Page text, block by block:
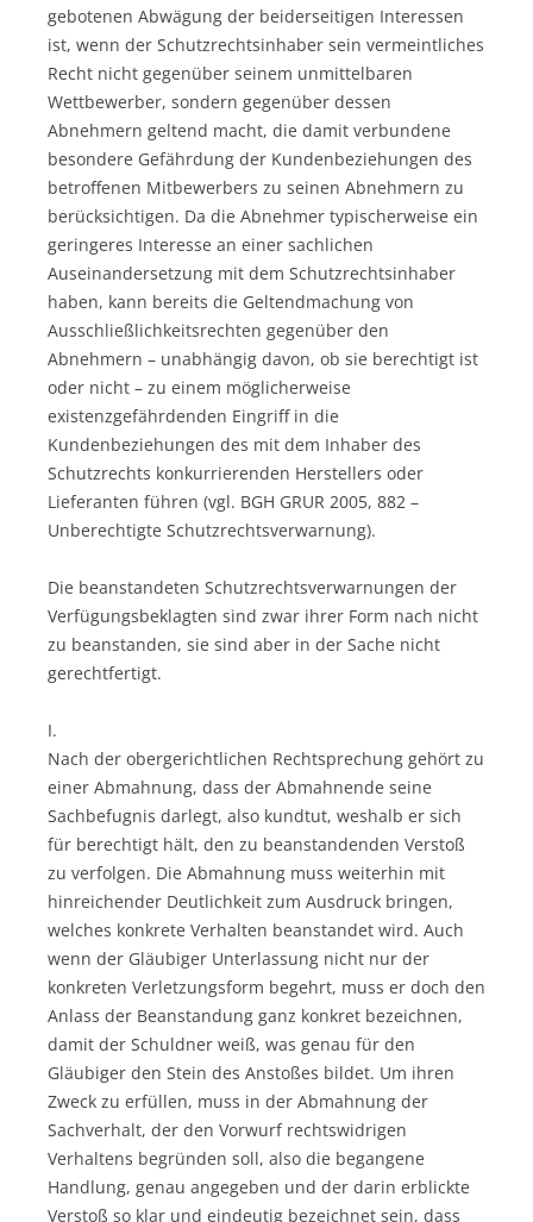
gebotenen Abwägung der beiderseitigen Interessen
ist, wenn der Schutzrechtsinhaber sein vermeintliches
Recht nicht gegenüber seinem unmittelbaren
Wettbewerber, sondern gegenüber dessen
Abnehmern geltend macht, die damit verbundene
besondere Gefährdung der Kundenbeziehungen des
betroffenen Mitbewerbers zu seinen Abnehmern zu
berücksichtigen. Da die Abnehmer typischerweise ein
geringeres Interesse an einer sachlichen
Auseinandersetzung mit dem Schutzrechtsinhaber
haben, kann bereits die Geltendmachung von
Ausschließlichkeitsrechten gegenüber den
Abnehmern – unabhängig davon, ob sie berechtigt ist
oder nicht – zu einem möglicherweise
existenzgefährdenden Eingriff in die
Kundenbeziehungen des mit dem Inhaber des
Schutzrechts konkurrierenden Herstellers oder
Lieferanten führen (vgl. BGH GRUR 2005, 882 –
Unberechtigte Schutzrechtsverwarnung).
Die beanstandeten Schutzrechtsverwarnungen der
Verfügungsbeklagten sind zwar ihrer Form nach nicht
zu beanstanden, sie sind aber in der Sache nicht
gerechtfertigt.
I.
Nach der obergerichtlichen Rechtsprechung gehört zu
einer Abmahnung, dass der Abmahnende seine
Sachbefugnis darlegt, also kundtut, weshalb er sich
für berechtigt hält, den zu beanstandenden Verstoß
zu verfolgen. Die Abmahnung muss weiterhin mit
hinreichender Deutlichkeit zum Ausdruck bringen,
welches konkrete Verhalten beanstandet wird. Auch
wenn der Gläubiger Unterlassung nicht nur der
konkreten Verletzungsform begehrt, muss er doch den
Anlass der Beanstandung ganz konkret bezeichnen,
damit der Schuldner weiß, was genau für den
Gläubiger den Stein des Anstoßes bildet. Um ihren
Zweck zu erfüllen, muss in der Abmahnung der
Sachverhalt, der den Vorwurf rechtswidrigen
Verhaltens begründen soll, also die begangene
Handlung, genau angegeben und der darin erblickte
Verstoß so klar und eindeutig bezeichnet sein, dass